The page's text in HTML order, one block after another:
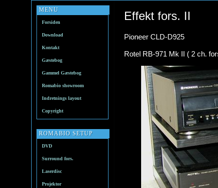
MENU
Forsiden
Download
Kontakt
Gæstebog
Gammel Gæstebog
Romabio showroom
Indretnings layout
Copyright
ROMABIO SETUP
DVD
Surround fors.
Laserdisc
Projektor
Effekt fors. II
Pioneer CLD-D925
Rotel RB-971 Mk II ( 2 ch.